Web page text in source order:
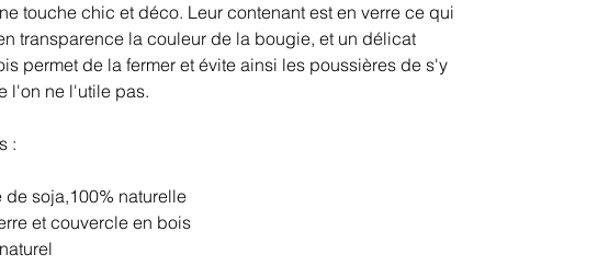
touche chic et déco. Leur contenant est en verre ce qui
transparence la couleur de la bougie, et un délicat
permet de la fermer et évite ainsi les poussières de s'y
l'on ne l'utile pas.
:
soja,100% naturelle
et couvercle en bois